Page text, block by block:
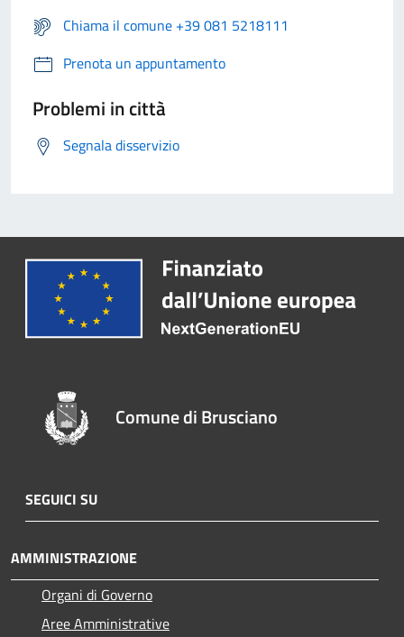
Chiama il comune +39 081 5218111
Prenota un appuntamento
Problemi in città
Segnala disservizio
Comune di Brusciano
SEGUICI SU
AMMINISTRAZIONE
Organi di Governo
Aree Amministrative